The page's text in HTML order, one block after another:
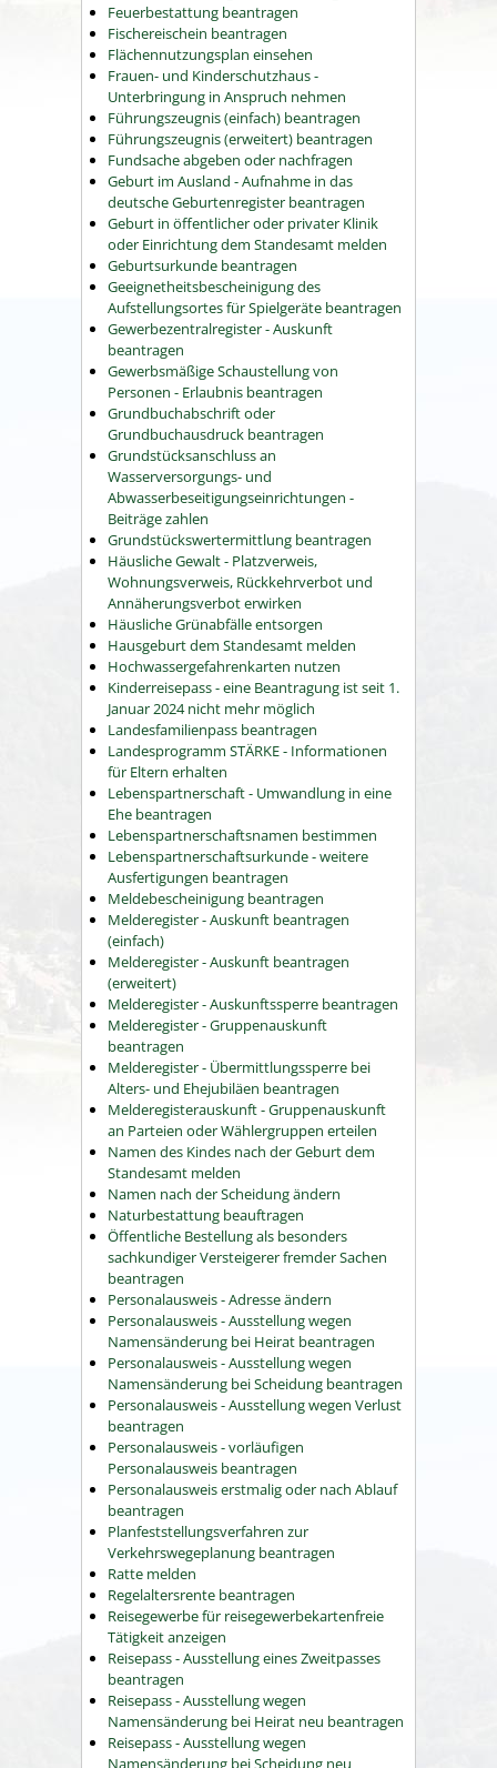
Feuerbestattung beantragen
Fischereischein beantragen
Flächennutzungsplan einsehen
Frauen- und Kinderschutzhaus -
Unterbringung in Anspruch nehmen
Führungszeugnis (einfach) beantragen
Führungszeugnis (erweitert) beantragen
Fundsache abgeben oder nachfragen
Geburt im Ausland - Aufnahme in das
deutsche Geburtenregister beantragen
Geburt in öffentlicher oder privater Klinik
oder Einrichtung dem Standesamt melden
Geburtsurkunde beantragen
Geeignetheitsbescheinigung des
Aufstellungsortes für Spielgeräte beantragen
Gewerbezentralregister - Auskunft
beantragen
Gewerbsmäßige Schaustellung von
Personen - Erlaubnis beantragen
Grundbuchabschrift oder
Grundbuchausdruck beantragen
Grundstücksanschluss an
Wasserversorgungs- und
Abwasserbeseitigungseinrichtungen -
Beiträge zahlen
Grundstückswertermittlung beantragen
Häusliche Gewalt - Platzverweis,
Wohnungsverweis, Rückkehrverbot und
Annäherungsverbot erwirken
Häusliche Grünabfälle entsorgen
Hausgeburt dem Standesamt melden
Hochwassergefahrenkarten nutzen
Kinderreisepass - eine Beantragung ist seit 1.
Januar 2024 nicht mehr möglich
Landesfamilienpass beantragen
Landesprogramm STÄRKE - Informationen
für Eltern erhalten
Lebenspartnerschaft - Umwandlung in eine
Ehe beantragen
Lebenspartnerschaftsnamen bestimmen
Lebenspartnerschaftsurkunde - weitere
Ausfertigungen beantragen
Meldebescheinigung beantragen
Melderegister - Auskunft beantragen
(einfach)
Melderegister - Auskunft beantragen
(erweitert)
Melderegister - Auskunftssperre beantragen
Melderegister - Gruppenauskunft
beantragen
Melderegister - Übermittlungssperre bei
Alters- und Ehejubiläen beantragen
Melderegisterauskunft - Gruppenauskunft
an Parteien oder Wählergruppen erteilen
Namen des Kindes nach der Geburt dem
Standesamt melden
Namen nach der Scheidung ändern
Naturbestattung beauftragen
Öffentliche Bestellung als besonders
sachkundiger Versteigerer fremder Sachen
beantragen
Personalausweis - Adresse ändern
Personalausweis - Ausstellung wegen
Namensänderung bei Heirat beantragen
Personalausweis - Ausstellung wegen
Namensänderung bei Scheidung beantragen
Personalausweis - Ausstellung wegen Verlust
beantragen
Personalausweis - vorläufigen
Personalausweis beantragen
Personalausweis erstmalig oder nach Ablauf
beantragen
Planfeststellungsverfahren zur
Verkehrswegeplanung beantragen
Ratte melden
Regelaltersrente beantragen
Reisegewerbe für reisegewerbekartenfreie
Tätigkeit anzeigen
Reisepass - Ausstellung eines Zweitpasses
beantragen
Reisepass - Ausstellung wegen
Namensänderung bei Heirat neu beantragen
Reisepass - Ausstellung wegen
Namensänderung bei Scheidung neu